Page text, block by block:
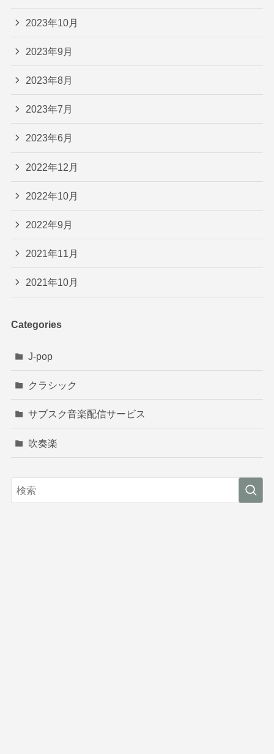
2023年10月
2023年9月
2023年8月
2023年7月
2023年6月
2022年12月
2022年10月
2022年9月
2021年11月
2021年10月
Categories
J-pop
クラシック
サブスク音楽配信サービス
吹奏楽